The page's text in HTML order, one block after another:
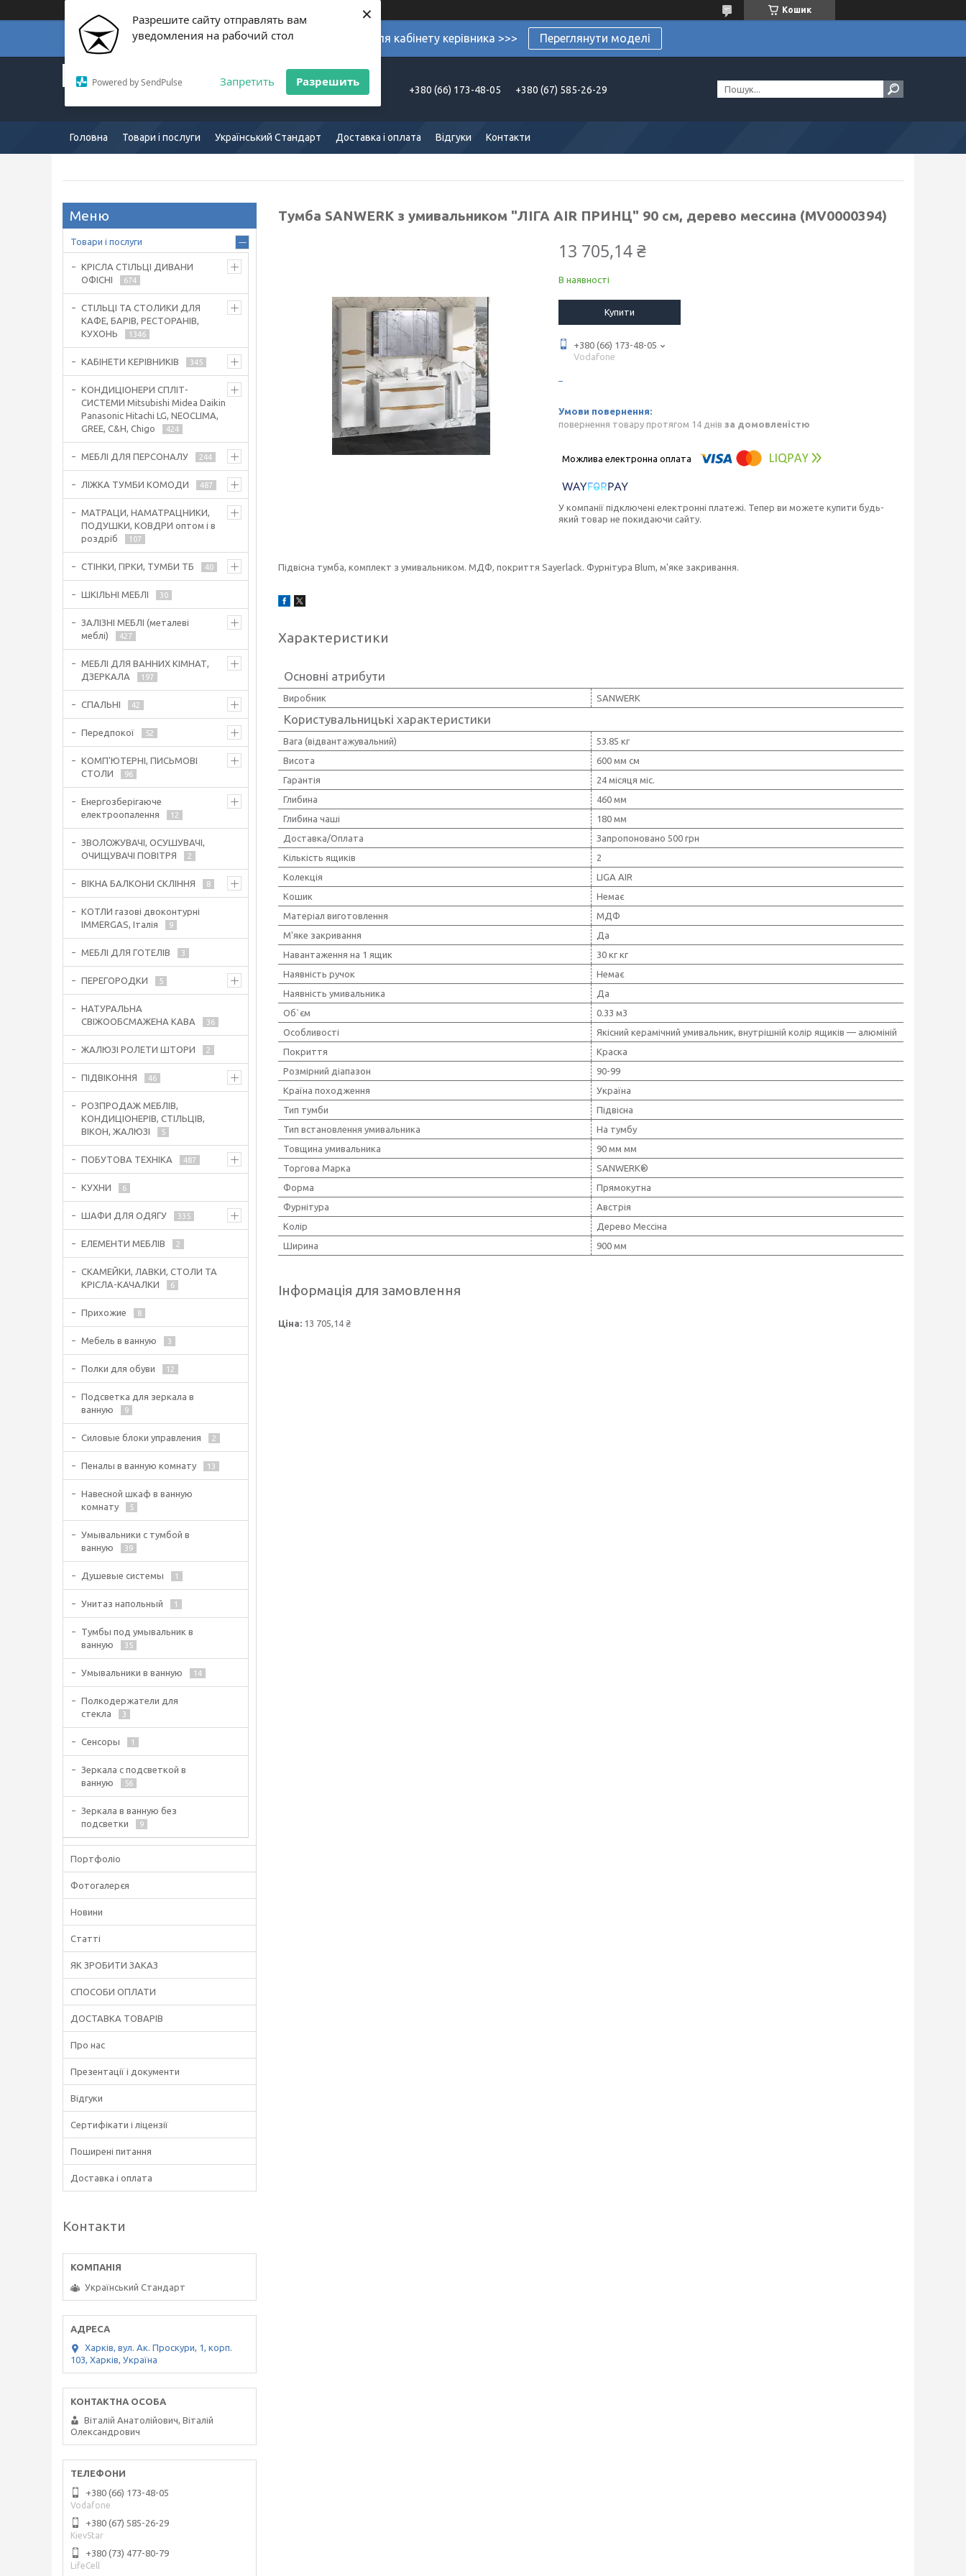
Разрешите сайту отправлять вам
уведомления на рабочий стол
Powered by SendPulse Запретить Разрешить
× Кошик
Супермеблі для кабінету керівника >>> Переглянути моделі
Український Стандарт:
Європейська якість:
+380 (66) 173-48-05 +380 (67) 585-26-29
Головна Товари і послуги Український Стандарт Доставка і оплата Відгуки Контакти
Тумба SANWERK з умивальником "ЛІГА AIR ПРИНЦ" 90 см, дерево мессина (MV0000394)
13 705,14 ₴
В наявності
Купити
+380 (66) 173-48-05
Vodafone
повернення товару протягом 14 днів за домовленістю
У компанії підключені електронні платежі. Тепер ви можете купити будь-
який товар не покидаючи сайту.
Підвісна тумба, комплект з умивальником. МДФ, покриття Sayerlack. Фурнітура Blum, м'яке закривання.
Характеристики
Основні атрибути
Виробник SANWERK
Користувальницькі характеристики
Вага (відвантажувальний)
53.85 кг
Висота
600 мм см
Гарантія
24 місяця міс.
Глибина
460 мм
Глибина чаші
180 мм
Доставка/Оплата
Запропоновано 500 грн
Кількість ящиків
2
Колекція
LIGA AIR
Кошик
Немає
Матеріал виготовлення
МДФ
М'яке закривання
Да
Навантаження на 1 ящик
30 кг кг
Наявність ручок
Немає
Наявність умивальника
Да
Об`єм
0.33 м3
Особливості
Якісний керамічний умивальник, внутрішній колір ящиків — алюміній
Покриття
Краска
Розмірний діапазон
90-99
Країна походження
Україна
Тип тумби
Підвісна
Тип встановлення умивальника
На тумбу
Товщина умивальника
90 мм мм
Торгова Марка
SANWERK®
Форма
Прямокутна
Фурнітура
Австрія
Колір
Дерево Мессіна
Ширина
900 мм
Інформація для замовлення
Ціна: 13 705,14 ₴
Товари і послуги
КРІСЛА СТІЛЬЦІ ДИВАНИ
ОФІСНІ
674
СТІЛЬЦІ ТА СТОЛИКИ ДЛЯ
КАФЕ, БАРІВ, РЕСТОРАНІВ,
КУХОНЬ
1346
КАБІНЕТИ КЕРІВНИКІВ 345
КОНДИЦІОНЕРИ СПЛІТ-
СИСТЕМИ Mitsubishi Midea Daikin
Panasonic Hitachi LG, NEOCLIMA,
GREE, C&H, Chigo
424
МЕБЛІ ДЛЯ ПЕРСОНАЛУ 244
ЛІЖКА ТУМБИ КОМОДИ 487
МАТРАЦИ, НАМАТРАЦНИКИ,
ПОДУШКИ, КОВДРИ оптом і в
роздріб
107
СТІНКИ, ГІРКИ, ТУМБИ ТБ 40
ШКІЛЬНІ МЕБЛІ 30
ЗАЛІЗНІ МЕБЛІ (металеві
меблі)
427
МЕБЛІ ДЛЯ ВАННИХ КІМНАТ,
ДЗЕРКАЛА
197
СПАЛЬНІ 42
Передпокої 52
КОМП'ЮТЕРНІ, ПИСЬМОВІ
СТОЛИ
96
Енергозберігаюче
електроопалення
12
ЗВОЛОЖУВАЧІ, ОСУШУВАЧІ,
ОЧИЩУВАЧІ ПОВІТРЯ
2
ВІКНА БАЛКОНИ СКЛІННЯ 8
КОТЛИ газові двоконтурні
IMMERGAS, Італія
9
МЕБЛІ ДЛЯ ГОТЕЛІВ 3
ПЕРЕГОРОДКИ 5
НАТУРАЛЬНА
СВІЖООБСМАЖЕНА КАВА
36
ЖАЛЮЗІ РОЛЕТИ ШТОРИ 2
ПІДВІКОННЯ 46
РОЗПРОДАЖ МЕБЛІВ,
КОНДИЦІОНЕРІВ, СТІЛЬЦІВ,
ВІКОН, ЖАЛЮЗІ
5
ПОБУТОВА ТЕХНІКА 487
КУХНИ 6
ШАФИ ДЛЯ ОДЯГУ 335
ЕЛЕМЕНТИ МЕБЛІВ 2
СКАМЕЙКИ, ЛАВКИ, СТОЛИ ТА
КРІСЛА-КАЧАЛКИ
6
Прихожие 8
Мебель в ванную 3
Полки для обуви 12
Подсветка для зеркала в
ванную
9
Силовые блоки управления 2
Пеналы в ванную комнату 13
Навесной шкаф в ванную
комнату
5
Умывальники с тумбой в
ванную
39
Душевые системы 1
Унитаз напольный 1
Тумбы под умывальник в
ванную
35
Умывальники в ванную 14
Полкодержатели для
стекла
3
Сенсоры 1
Зеркала с подсветкой в
ванную
56
Зеркала в ванную без
подсветки
9
Портфоліо
Фотогалерєя
Новини
Статті
ЯК ЗРОБИТИ ЗАКАЗ
СПОСОБИ ОПЛАТИ
ДОСТАВКА ТОВАРІВ
Про нас
Презентації і документи
Відгуки
Сертифікати і ліцензії
Поширені питання
Доставка і оплата
Контакти
Український Стандарт
Харків, вул. Ак. Проскури, 1, корп.
103, Харків, Україна
Віталій Анатолійович, Віталій
Олександрович
+380 (66) 173-48-05
Vodafone
+380 (67) 585-26-29
KievStar
+380 (73) 477-80-79
LifeCell